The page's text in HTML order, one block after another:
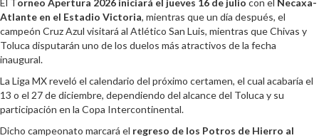
El Torneo Apertura 2026 iniciará el jueves 16 de julio con el Necaxa-
Atlante en el Estadio Victoria, mientras que un día después, el
campeón Cruz Azul visitará al Atlético San Luis, mientras que Chivas y
Toluca disputarán uno de los duelos más atractivos de la fecha
inaugural.
La Liga MX reveló el calendario del próximo certamen, el cual acabaría el
13 o el 27 de diciembre, dependiendo del alcance del Toluca y su
participación en la Copa Intercontinental.
Dicho campeonato marcará el regreso de los Potros de Hierro al